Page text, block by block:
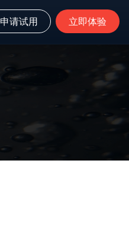
申请试用 立即体验